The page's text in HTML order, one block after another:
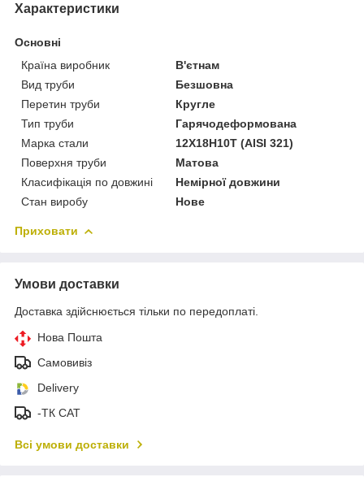
Характеристики
Основні
Країна виробник
В'єтнам
Вид труби
Безшовна
Перетин труби
Кругле
Тип труби
Гарячодеформована
Марка стали
12Х18Н10Т (AISI 321)
Поверхня труби
Матова
Класифікація по довжині
Немірної довжини
Стан виробу
Нове
Приховати
Умови доставки
Доставка здійснюється тільки по передоплаті.
Нова Пошта
Самовивіз
Delivery
-ТК САТ
Всі умови доставки